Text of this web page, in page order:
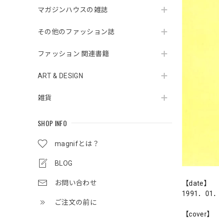
マガジンハウスの雑誌
その他のファッション誌
ファッション 関連書籍
ART & DESIGN
雑貨
SHOP INFO
magnifとは？
BLOG
お問い合わせ
ご注文の前に
【date】
1991．01
【cover】